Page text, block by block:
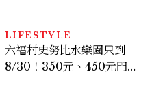
LIFESTYLE
六福村史努比水樂園只到
8/30！350元、450元門票